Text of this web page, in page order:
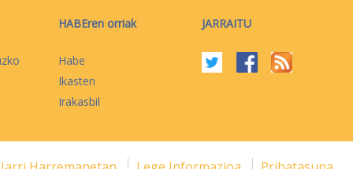
HABEren orriak
Habe
Ikasten
Irakasbil
JARRAITU